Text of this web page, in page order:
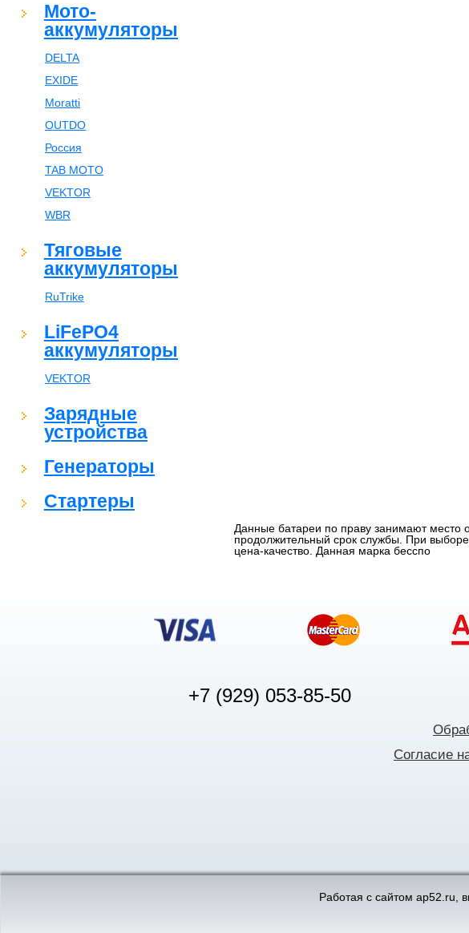
Мото-
аккумуляторы
DELTA
EXIDE
Moratti
OUTDO
Россия
TAB MOTO
VEKTOR
WBR
Тяговые
аккумуляторы
RuTrike
LiFePO4
аккумуляторы
VEKTOR
Зарядные
устройства
Генераторы
Стартеры
Данные батареи по праву занимают место
продолжительный срок службы. При
цена-качество. Данная марка бесспо
+7 (929) 053-85-50
Согласие
Работая с сайтом ap52.ru,